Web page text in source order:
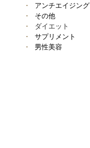
アンチエイジング
その他
ダイエット
サプリメント
男性美容